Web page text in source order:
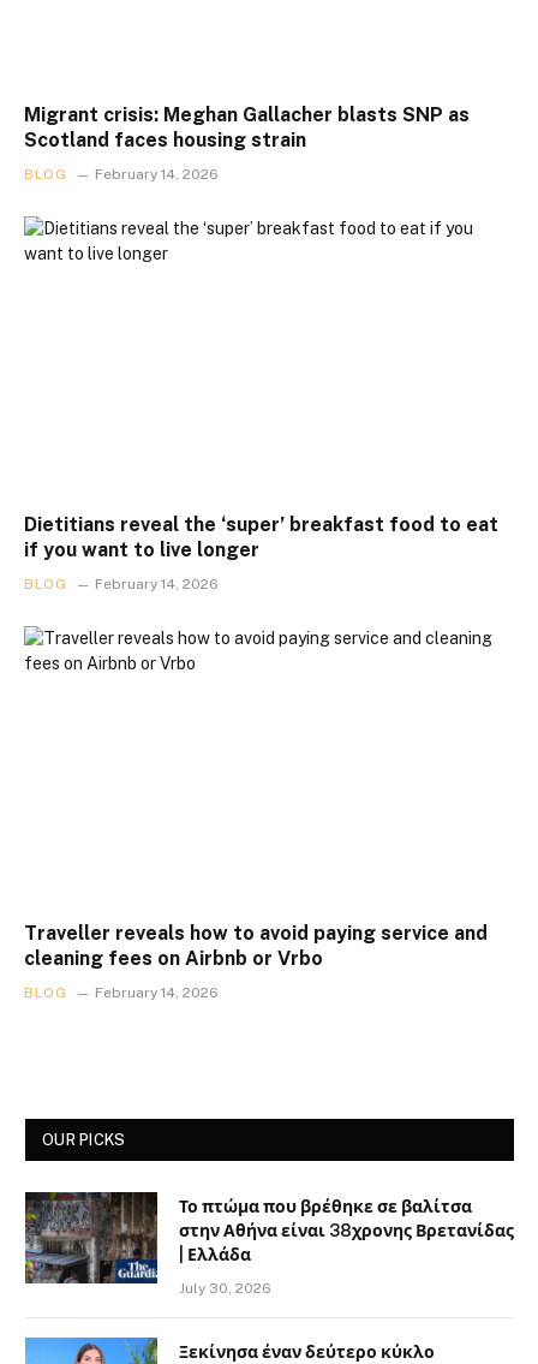
Migrant crisis: Meghan Gallacher blasts SNP as
Scotland faces housing strain
BLOG February 14, 2026
Dietitians reveal the ‘super’ breakfast food to eat
if you want to live longer
BLOG February 14, 2026
Traveller reveals how to avoid paying service and
cleaning fees on Airbnb or Vrbo
BLOG February 14, 2026
OUR PICKS
Το πτώμα που βρέθηκε σε βαλίτσα
στην Αθήνα είναι 38χρονης Βρετανίδας
| Ελλάδα
July 30, 2026
Ξεκίνησα έναν δεύτερο κύκλο